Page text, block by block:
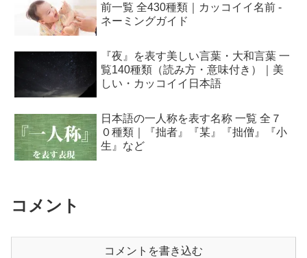
前一覧 全430種類｜カッコイイ名前 -
ネーミングガイド
『夜』を表す美しい言葉・大和言葉 一
覧140種類（読み方・意味付き）｜美
しい・カッコイイ日本語
日本語の一人称を表す名称 一覧 全７
０種類｜『拙者』『某』『拙僧』『小
生』など
コメント
コメントを書き込む